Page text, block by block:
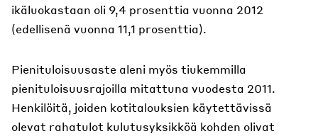
ikäluokastaan oli 9,4 prosenttia vuonna 2012
(edellisenä vuonna 11,1 prosenttia).
Pienituloisuusaste aleni myös tiukemmilla
pienituloisuusrajoilla mitattuna vuodesta 2011.
Henkilöitä, joiden kotitalouksien käytettävissä
olevat rahatulot kulutusyksikköä kohden olivat